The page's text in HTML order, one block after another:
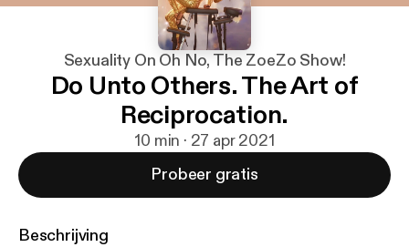
Sexuality On Oh No, The ZoeZo Show!
Do Unto Others. The Art of
Reciprocation.
10 min · 27 apr 2021
Probeer gratis
Beschrijving